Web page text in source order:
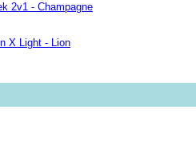
2v1 - Champagne
X Light - Lion